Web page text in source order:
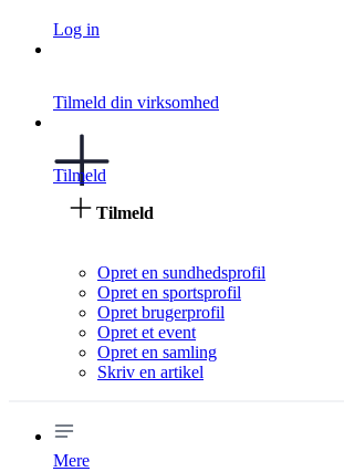
Log in
Tilmeld din virksomhed
Tilmeld
Tilmeld
Opret en sundhedsprofil
Opret en sportsprofil
Opret brugerprofil
Opret et event
Opret en samling
Skriv en artikel
Mere